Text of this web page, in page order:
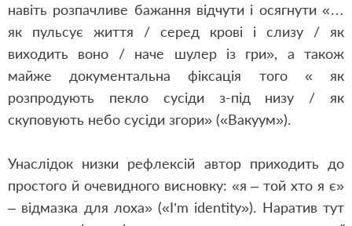
навіть розпачливе бажання відчути і осягнути «…
як пульсує життя / серед крові і слизу / як
виходить воно / наче шулер із гри», а також
майже документальна фіксація того « як
розпродують пекло сусіди з-під низу / як
скуповують небо сусіди згори» («Вакуум»).
Унаслідок низки рефлексій автор приходить до
простого й очевидного висновку: «я – той хто я є»
– відмазка для лоха» («I’m identity»). Наратив тут